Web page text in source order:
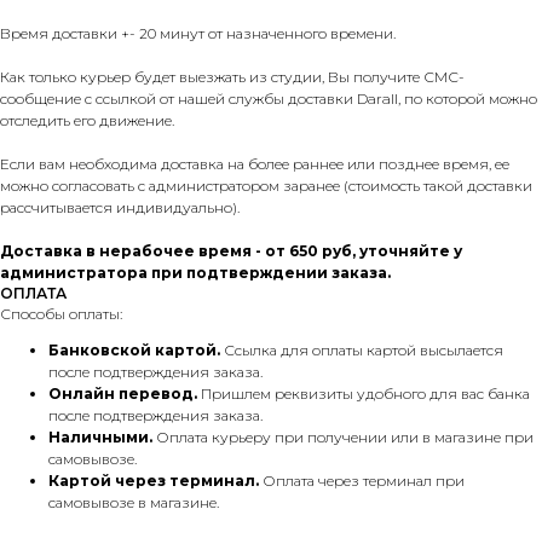
Время доставки +- 20 минут от назначенного времени.
Как только курьер будет выезжать из студии, Вы получите СМС-
сообщение с ссылкой от нашей службы доставки Darall, по которой можно
отследить его движение.
Если вам необходима доставка на более раннее или позднее время, ее
можно согласовать с администратором заранее (стоимость такой доставки
рассчитывается индивидуально).
Доставка в нерабочее время - от 650 руб, уточняйте у
администратора при подтверждении заказа.
ОПЛАТА
Способы оплаты:
Банковской картой. Ссылка для оплаты картой высылается
после подтверждения заказа.
Онлайн перевод. Пришлем реквизиты удобного для вас банка
после подтверждения заказа.
Наличными. Оплата курьеру при получении или в магазине при
самовывозе.
Картой через терминал. Оплата через терминал при
самовывозе в магазине.